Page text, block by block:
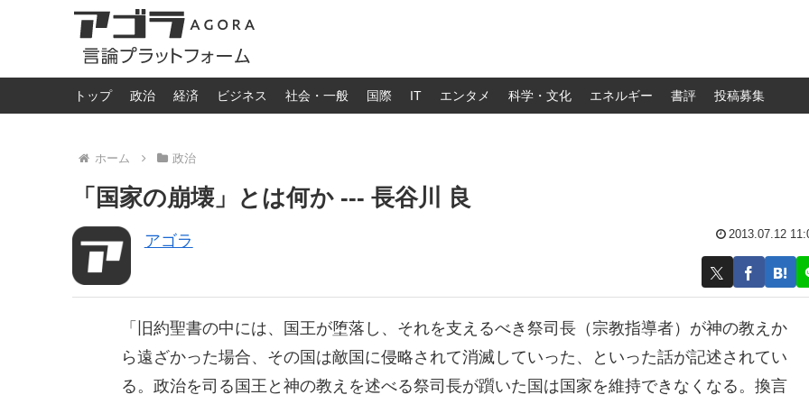
トップ 政治 経済 ビジネス 社会・一般 国際 IT エンタメ 科学・文化 エネルギー 書評 投稿募集
ホーム 政治
「国家の崩壊」とは何か --- 長谷川 良
アゴラ 2013.07.12
「旧約聖書の中には、国王が堕落し、それを支えるべき祭司長（宗教指導者）が神の教えか
ら遠ざかった場合、その国は敵国に侵略されて消滅していった、といった話が記述されてい
る。政治を司る国王と神の教えを述べる祭司長が躓いた国は国家を維持できなくなる。換言